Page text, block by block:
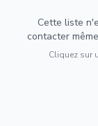
Cette liste
contacter
Cliquez sur